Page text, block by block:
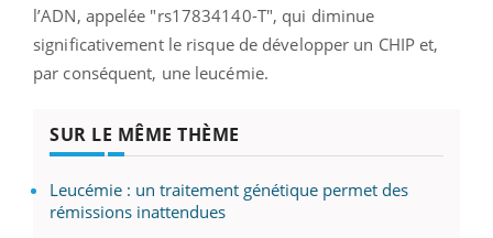
l’ADN, appelée "rs17834140-T", qui diminue
significativement le risque de développer un CHIP et,
par conséquent, une leucémie.
SUR LE MÊME THÈME
Leucémie : un traitement génétique permet des
rémissions inattendues